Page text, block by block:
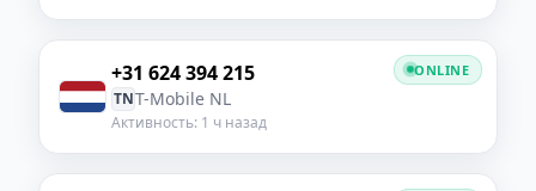
+31 624 394 215
TNT-Mobile NL
Активность: 1 ч назад
ONLINE